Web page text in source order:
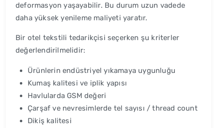
deformasyon yaşayabilir. Bu durum uzun vadede
daha yüksek yenileme maliyeti yaratır.
Bir otel tekstili tedarikçisi seçerken şu kriterler
değerlendirilmelidir:
Ürünlerin endüstriyel yıkamaya uygunluğu
Kumaş kalitesi ve iplik yapısı
Havlularda GSM değeri
Çarşaf ve nevresimlerde tel sayısı / thread count
Dikiş kalitesi